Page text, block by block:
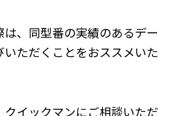
、同型番の実績のあるデー
ただくことをおススメいた
イックマンにご相談いただ